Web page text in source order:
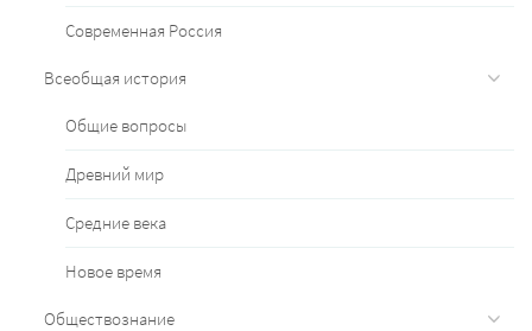
Современная Россия
Всеобщая история
Общие вопросы
Древний мир
Средние века
Новое время
Обществознание